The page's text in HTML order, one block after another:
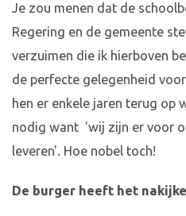
Je zou menen dat de
Regering en de gemeente
verzuimen die ik hierboven
de perfecte gelegenheid
hen er enkele jaren terug op
nodig want 'wij zijn er voor
leveren'. Hoe nobel toch!
De burger heeft het